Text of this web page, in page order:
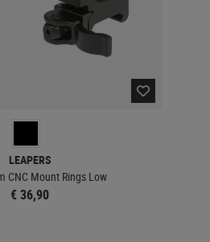
LEAPERS
CNC Mount Rings Low
€ 36,90